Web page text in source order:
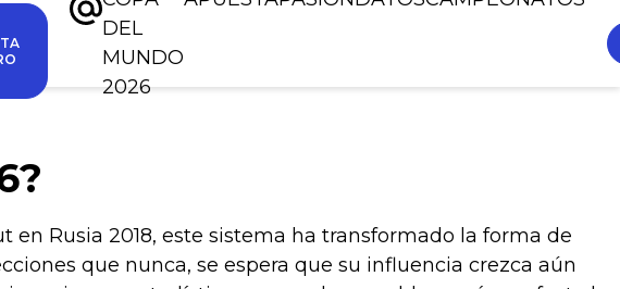
DEL
MUNDO
2026
Rusia 2018, este sistema ha transformado la forma de
que nunca, se espera que su influencia crezca aún